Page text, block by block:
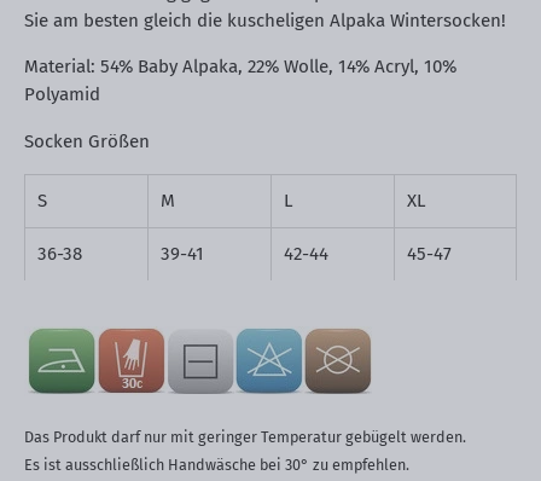
Sie am besten gleich die kuscheligen Alpaka Wintersocken!
Material: 54% Baby Alpaka, 22% Wolle, 14% Acryl, 10%
Polyamid
Socken Größen
S M L XL
36-38 39-41 42-44 45-47
Das Produkt darf nur mit geringer Temperatur gebügelt werden.
Es ist ausschließlich Handwäsche bei 30° zu empfehlen.